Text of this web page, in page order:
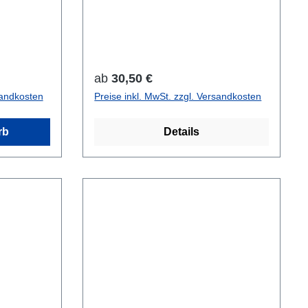
um das
Regulärer Preis:
ab30,50 €
Preise inkl. MwSt. zzgl. Versandkosten
Details